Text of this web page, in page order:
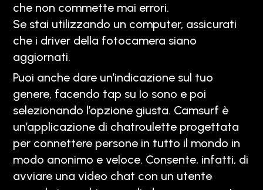
che non commette mai errori.
Se stai utilizzando un computer, assicurati
che i driver della fotocamera siano
aggiornati.
Puoi anche dare un’indicazione sul tuo
genere, facendo tap su Io sono e poi
selezionando l’opzione giusta. Camsurf è
un’applicazione di chatroulette progettata
per connettere persone in tutto il mondo in
modo anonimo e veloce. Consente, infatti, di
avviare una video chat con un utente